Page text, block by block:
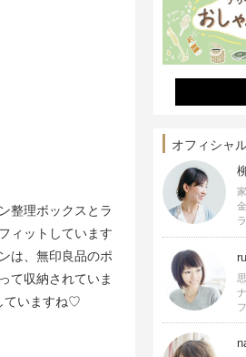
整理ボックスとラ
ィットしています
は、無印良品のポ
て収納されていま
ていますね♡
オフィシャ